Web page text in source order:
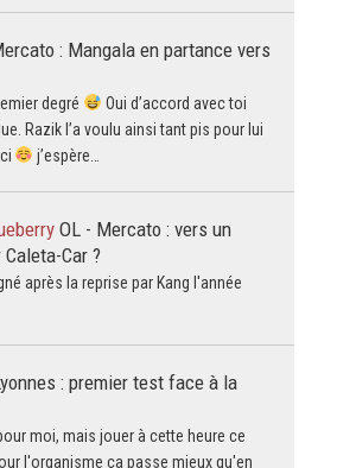
: Mangala en partance vers
degré
Oui d’accord avec toi
Razik l’a voulu ainsi tant pis pour lui
j’espère…
OL - Mercato : vers un
Car ?
après la reprise par Kang l'année
: premier test face à la
moi, mais jouer à cette heure ce
l'organisme ça passe mieux qu'en